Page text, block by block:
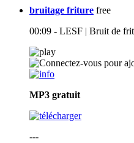
bruitage friture free
00:09 - LESF | Bruit de
MP3 gratuit
---